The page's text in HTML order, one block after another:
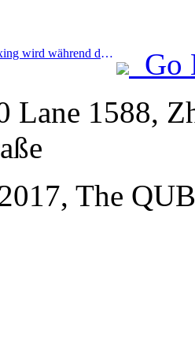
Prev:Der Flughafen Daxing wird während der Feiertage zum „Nationalfeiertag“ im Jahr 2025 über 1,3 Millionen Passagiere befördern
Go
Lane 1588,
The